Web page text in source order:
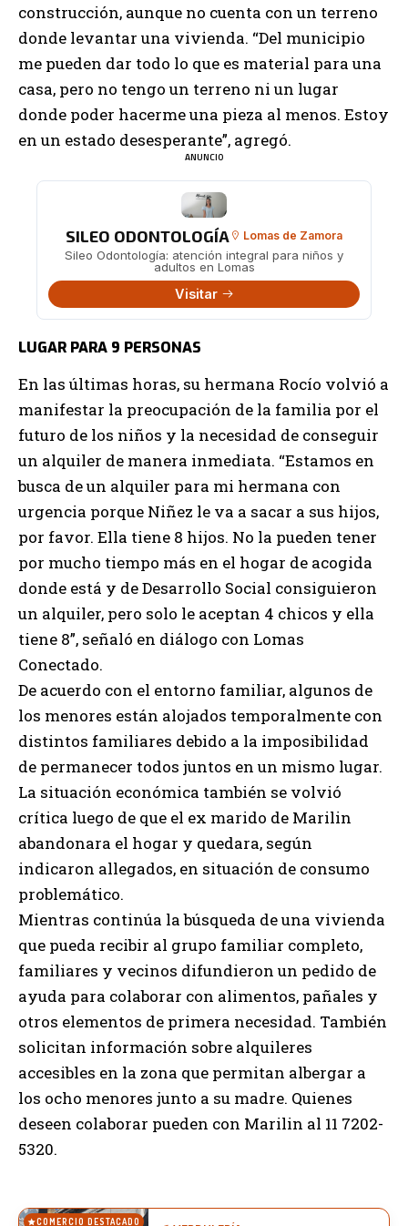
construcción, aunque no cuenta con un terreno
donde levantar una vivienda. “Del municipio
me pueden dar todo lo que es material para una
casa, pero no tengo un terreno ni un lugar
donde poder hacerme una pieza al menos. Estoy
en un estado desesperante”, agregó.
ANUNCIO
SILEO ODONTOLOGÍA Lomas de Zamora
Sileo Odontología: atención integral para niños y
adultos en Lomas
Visitar
LUGAR PARA 9 PERSONAS
En las últimas horas, su hermana Rocío volvió a
manifestar la preocupación de la familia por el
futuro de los niños y la necesidad de conseguir
un alquiler de manera inmediata. “Estamos en
busca de un alquiler para mi hermana con
urgencia porque Niñez le va a sacar a sus hijos,
por favor. Ella tiene 8 hijos. No la pueden tener
por mucho tiempo más en el hogar de acogida
donde está y de Desarrollo Social consiguieron
un alquiler, pero solo le aceptan 4 chicos y ella
tiene 8”, señaló en diálogo con Lomas
Conectado.
De acuerdo con el entorno familiar, algunos de
los menores están alojados temporalmente con
distintos familiares debido a la imposibilidad
de permanecer todos juntos en un mismo lugar.
La situación económica también se volvió
crítica luego de que el ex marido de Marilin
abandonara el hogar y quedara, según
indicaron allegados, en situación de consumo
problemático.
Mientras continúa la búsqueda de una vivienda
que pueda recibir al grupo familiar completo,
familiares y vecinos difundieron un pedido de
ayuda para colaborar con alimentos, pañales y
otros elementos de primera necesidad. También
solicitan información sobre alquileres
accesibles en la zona que permitan albergar a
los ocho menores junto a su madre. Quienes
deseen colaborar pueden con Marilin al 11 7202-
5320.
COMERCIO DESTACADO